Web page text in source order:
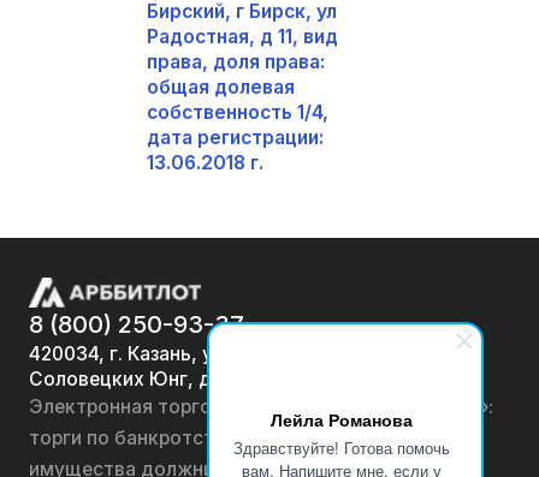
Лейла Романова
Здравствуйте! Готова помочь
вам. Напишите мне, если у
Бирский, г Бирск, ул
Радостная, д 11, вид
права, доля права:
общая долевая
собственность 1/4,
дата регистрации:
13.06.2018 г.
8 (800) 250-93-37
420034, г. Казань, ул.
Соловецких Юнг, д. 7
Электронная торговая площадка «АРББИТЛОТ»:
торги по банкротству, лоты по продаже
имущества должников физических лиц и